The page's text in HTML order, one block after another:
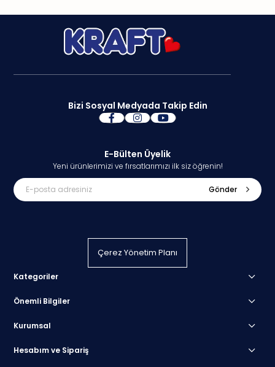
Bizi Sosyal Medyada Takip Edin
E-Bülten Üyelik
Yeni ürünlerimizi ve fırsatlarımızı ilk siz öğrenin!
Gönder
Çerez Yönetim Planı
Kategoriler
Önemli Bilgiler
Kurumsal
Hesabım ve Sipariş